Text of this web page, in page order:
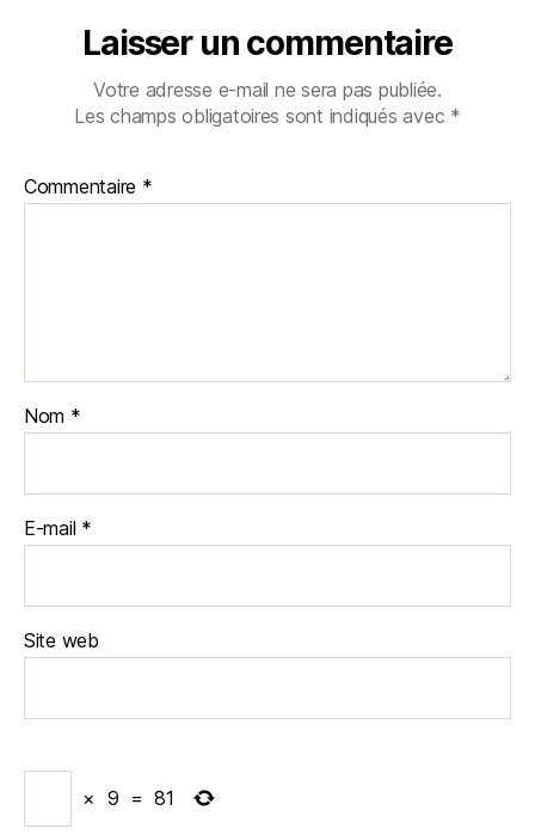
Laisser un commentaire
Votre adresse e-mail ne sera pas publiée.
Les champs obligatoires sont indiqués avec *
Commentaire *
Nom *
E-mail *
Site web
× 9 = 81